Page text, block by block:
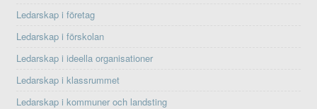
Ledarskap i företag
Ledarskap i förskolan
Ledarskap i ideella organisationer
Ledarskap i klassrummet
Ledarskap i kommuner och landsting